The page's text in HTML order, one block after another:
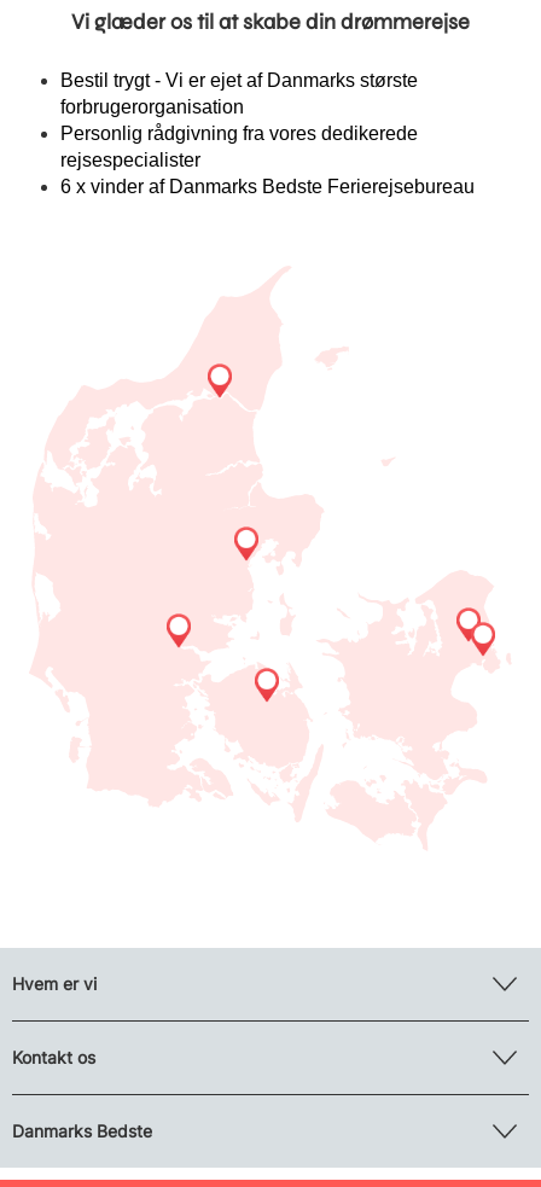
Vi glæder os til at skabe din drømmerejse
Bestil trygt - Vi er ejet af Danmarks største
forbrugerorganisation
Personlig rådgivning fra vores dedikerede
rejsespecialister
6 x vinder af Danmarks Bedste Ferierejsebureau
Hvem er vi
Kontakt os
Danmarks Bedste